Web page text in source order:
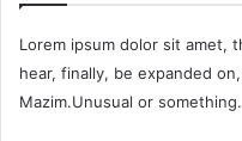
Lorem ipsum dolor sit amet,
hear, finally, be expanded
Mazim.Unusual or something.